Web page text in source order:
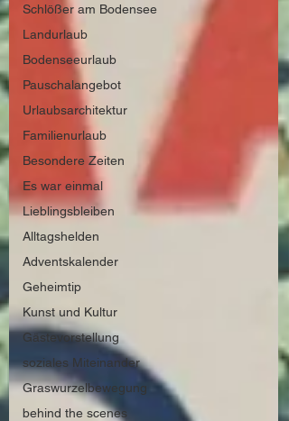
Schlößer am Bodensee
Landurlaub
Bodenseeurlaub
Pauschalangebot
Urlaubsarchitektur
Familienurlaub
Besondere Zeiten
Es war einmal
Lieblingsbleiben
Alltagshelden
Adventskalender
Geheimtip
Kunst und Kultur
Gästevorstellung
soziales Miteinander
Graswurzelbewegung
behind the scenes